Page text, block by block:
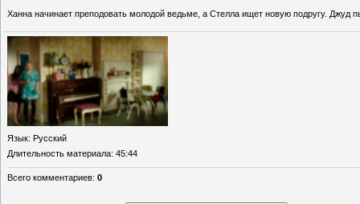
Ханна начинает преподовать молодой ведьме, а Стелла ищет новую подругу. Джуд
Язык: Русский
Длительность материала: 45:44
Всего комментариев: 0